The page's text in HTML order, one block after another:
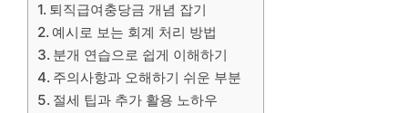
퇴직급여충당금 개념 잡기
예시로 보는 회계 처리 방법
분개 연습으로 쉽게 이해하기
주의사항과 오해하기 쉬운 부분
절세 팁과 추가 활용 노하우